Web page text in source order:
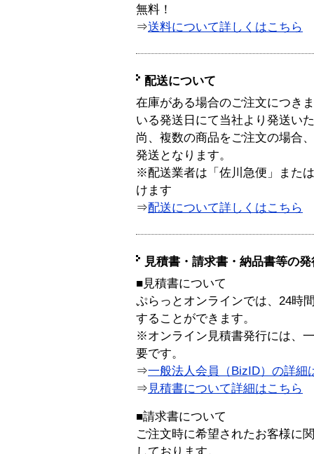
無料！
⇒送料について詳しくはこちら
配送について
在庫がある場合のご注文につき
いる発送日にて当社より発送い
尚、複数の商品をご注文の場合
発送となります。
※配送業者は「佐川急便」また
けます
⇒配送について詳しくはこちら
見積書・請求書・納品書等の
■見積書について
ぷらっとオンラインでは、24時
することができます。
※オンライン見積書発行には、
要です。
⇒一般法人会員（BizID）の詳細
⇒ 見積書について詳細はこちら
■請求書について
ご注文時に希望されたお客様に